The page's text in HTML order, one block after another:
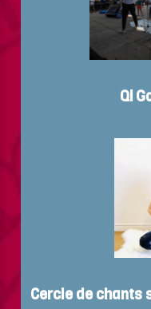
Qi
Cercle de chants